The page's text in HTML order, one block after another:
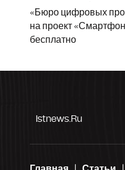
«Бюро цифровых
на проект
бесплатно
Istnews.ru